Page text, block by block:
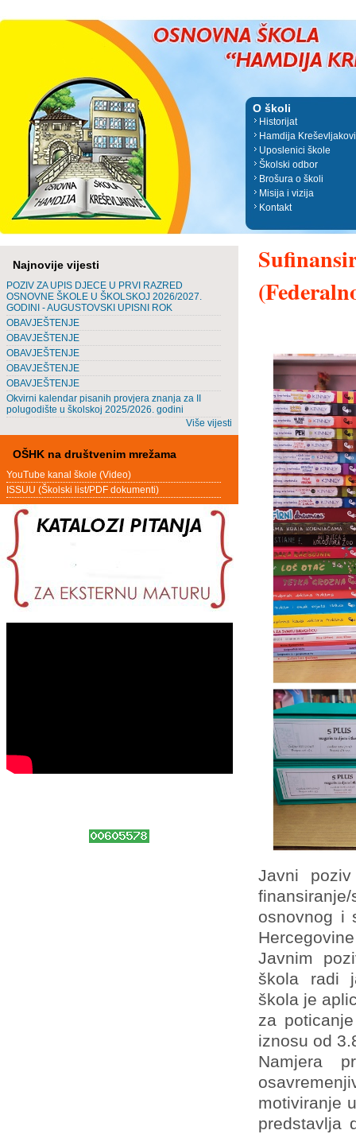
O školi
Historijat
Hamdija
Uposlenici škole
Školski odbor
Brošura o školi
Misija i vizija
Kontakt
Najnovije vijesti
POZIV ZA UPIS DJECE U PRVI RAZRED
OSNOVNE ŠKOLE U ŠKOLSKOJ 2026/2027.
GODINI - AUGUSTOVSKI UPISNI ROK
OBAVJEŠTENJE
OBAVJEŠTENJE
OBAVJEŠTENJE
OBAVJEŠTENJE
OBAVJEŠTENJE
Okvirni kalendar pisanih provjera znanja za II
polugodište u školskoj 2025/2026. godini
Više vijesti
OŠHK na društvenim mrežama
YouTube kanal škole (Video)
ISSUU (Školski list/PDF dokumenti)
Javni
osnovnog i
Javnim
škola radi
škola je
za
iznosu od
Namjera
motiviranje
predstavlja